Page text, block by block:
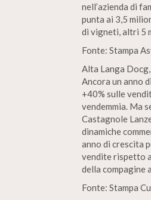
nell’azienda di
punta ai 3,5
di vigneti, altri 5
Fonte: Stampa
Alta Langa
Ancora un anno
+40% sulle
vendemmia. Ma
Castagnole
dinamiche
anno di crescita
vendite rispetto
della compagine
Fonte: Stampa